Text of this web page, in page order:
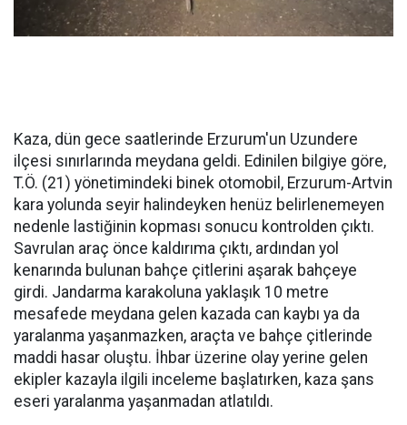
Kaza, dün gece saatlerinde Erzurum'un Uzundere
ilçesi sınırlarında meydana geldi. Edinilen bilgiye göre,
T.Ö. (21) yönetimindeki binek otomobil, Erzurum-Artvin
kara yolunda seyir halindeyken henüz belirlenemeyen
nedenle lastiğinin kopması sonucu kontrolden çıktı.
Savrulan araç önce kaldırıma çıktı, ardından yol
kenarında bulunan bahçe çitlerini aşarak bahçeye
girdi. Jandarma karakoluna yaklaşık 10 metre
mesafede meydana gelen kazada can kaybı ya da
yaralanma yaşanmazken, araçta ve bahçe çitlerinde
maddi hasar oluştu. İhbar üzerine olay yerine gelen
ekipler kazayla ilgili inceleme başlatırken, kaza şans
eseri yaralanma yaşanmadan atlatıldı.